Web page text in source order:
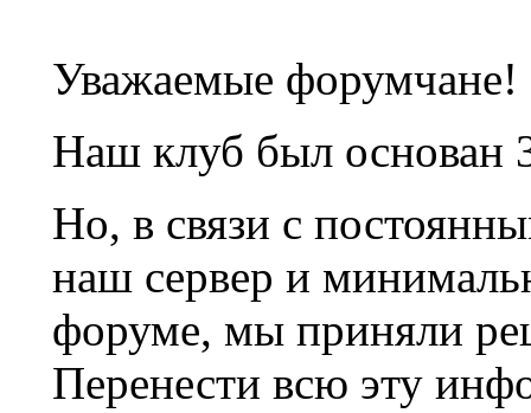
Уважаемые форумчане!
Наш клуб был основан
Но, в связи с
наш сервер и
форуме, мы приняли
Перенести всю эту